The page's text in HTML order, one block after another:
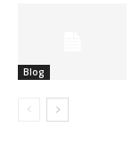
Blog